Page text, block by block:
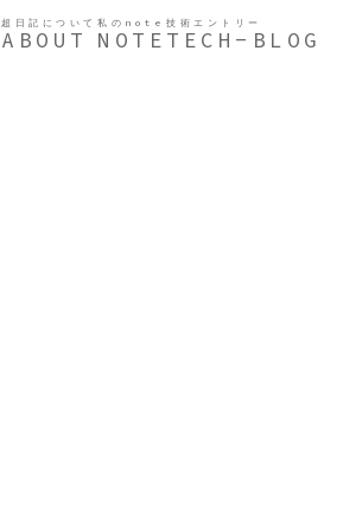
超日記について
ABOUT
私のnote
NOTE
技術エントリー
TECH-BLOG